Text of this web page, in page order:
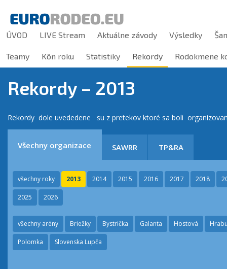
ÚVOD LIVE Stream Aktuálne závody Výsledky
Teamy Kôn roku Statistiky Rekordy Rodokmene
Rekordy – 2013
Rekordy dole uvededene su z pretekov ktoré sa boli
Všechny organizace SAWRR TP&RA
všechny roky 2013 2014 2015 2016 2017 2018
2025 2026
všechny arény Briežky Bystrička Galanta Hostová
Polomka Slovenska Lupča